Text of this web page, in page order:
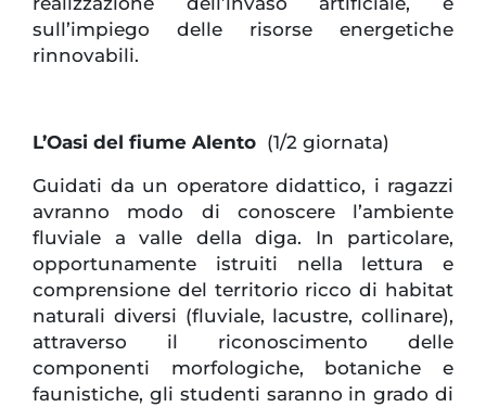
sull’impiego delle risorse energetiche
rinnovabili.
L’Oasi del fiume Alento (1/2 giornata)
Guidati da un operatore didattico, i ragazzi
avranno modo di conoscere l’ambiente
fluviale a valle della diga. In particolare,
opportunamente istruiti nella lettura e
comprensione del territorio ricco di habitat
naturali diversi (fluviale, lacustre, collinare),
attraverso il riconoscimento delle
componenti morfologiche, botaniche e
faunistiche, gli studenti saranno in grado di